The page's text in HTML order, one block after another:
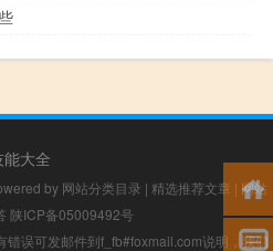
能大全
by 网站分类目录 | 精选推荐文章 | 网站
陕ICP备05009492号
错误可发邮件到f_fb#foxmail.com说明，我们